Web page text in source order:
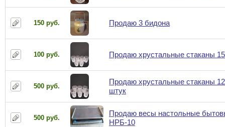
150 руб. Продаю 3 бидона
100 руб. Продаю хрустальные стаканы
500 руб.
Продаю хрустальные стаканы
штук
500 руб.
Продаю весы настольные
НРБ-10